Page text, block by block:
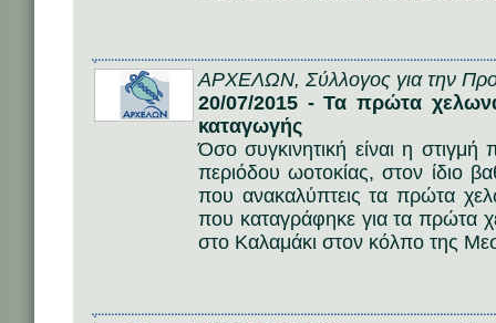
ΑΡΧΕΛΩΝ, Σύλλογος για την
20/07/2015 - Τα πρώτα
καταγωγής
Όσο συγκινητική είναι η
περιόδου ωοτοκίας, στον ίδιο
που ανακαλύπτεις τα πρώτα
που καταγράφηκε για τα πρώτα
στο Καλαμάκι στον κόλπο της